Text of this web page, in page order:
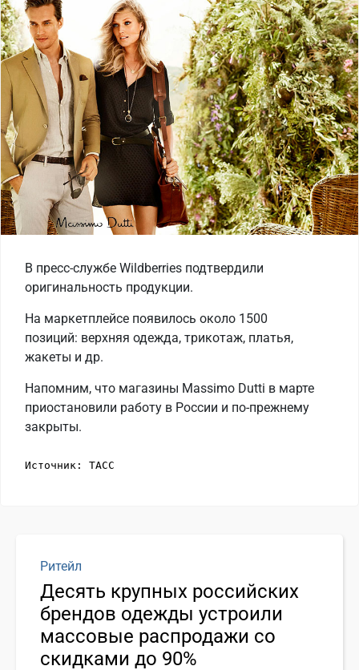
В пресс-службе Wildberries подтвердили
оригинальность продукции.
На маркетплейсе появилось около 1500
позиций: верхняя одежда, трикотаж, платья,
жакеты и др.
Напомним, что магазины Massimo Dutti в марте
приостановили работу в России и по-прежнему
закрыты.
Источник: ТАСС
Ритейл
Десять крупных российских
брендов одежды устроили
массовые распродажи со
скидками до 90%